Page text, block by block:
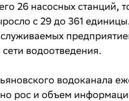
26 насосных станций,
с 29 до 361
водоотведения.
водоканала
рос и объем